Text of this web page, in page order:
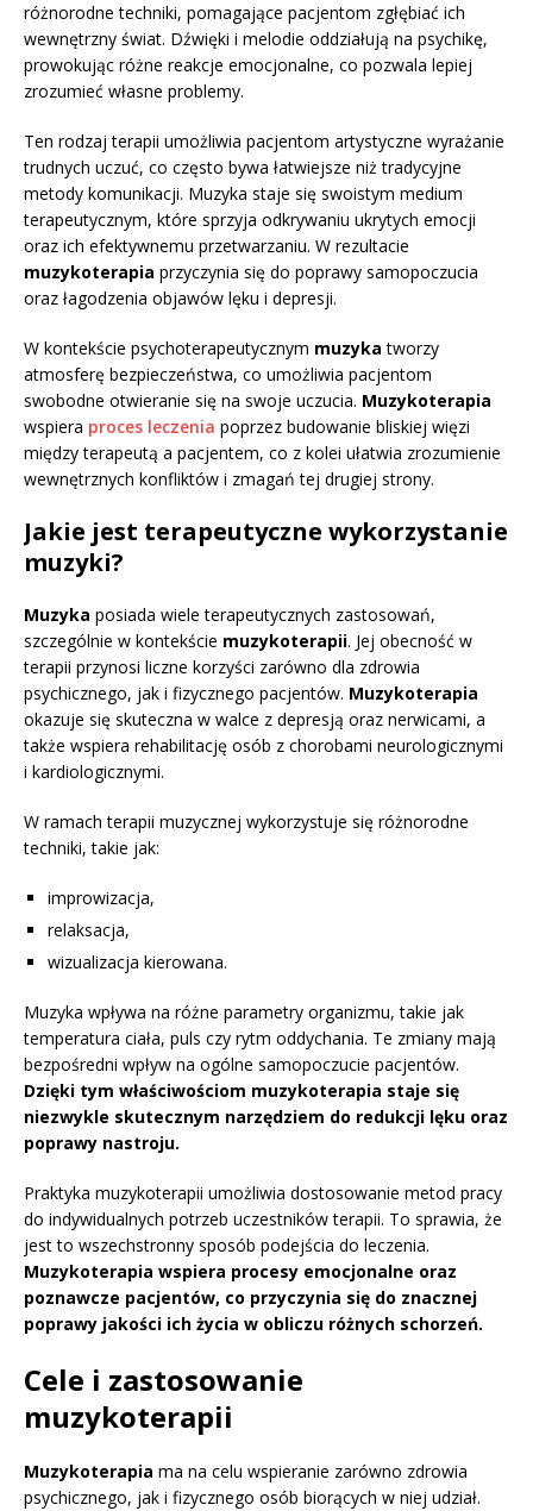
różnorodne techniki, pomagające pacjentom zgłębiać ich
wewnętrzny świat. Dźwięki i melodie oddziałują na psychikę,
prowokując różne reakcje emocjonalne, co pozwala lepiej
zrozumieć własne problemy.
Ten rodzaj terapii umożliwia pacjentom artystyczne wyrażanie
trudnych uczuć, co często bywa łatwiejsze niż tradycyjne
metody komunikacji. Muzyka staje się swoistym medium
terapeutycznym, które sprzyja odkrywaniu ukrytych emocji
oraz ich efektywnemu przetwarzaniu. W rezultacie
muzykoterapia przyczynia się do poprawy samopoczucia
oraz łagodzenia objawów lęku i depresji.
W kontekście psychoterapeutycznym muzyka tworzy
atmosferę bezpieczeństwa, co umożliwia pacjentom
swobodne otwieranie się na swoje uczucia. Muzykoterapia
wspiera proces leczenia poprzez budowanie bliskiej więzi
między terapeutą a pacjentem, co z kolei ułatwia zrozumienie
wewnętrznych konfliktów i zmagań tej drugiej strony.
Jakie jest terapeutyczne wykorzystanie
muzyki?
Muzyka posiada wiele terapeutycznych zastosowań,
szczególnie w kontekście muzykoterapii. Jej obecność w
terapii przynosi liczne korzyści zarówno dla zdrowia
psychicznego, jak i fizycznego pacjentów. Muzykoterapia
okazuje się skuteczna w walce z depresją oraz nerwicami, a
także wspiera rehabilitację osób z chorobami neurologicznymi
i kardiologicznymi.
W ramach terapii muzycznej wykorzystuje się różnorodne
techniki, takie jak:
improwizacja,
relaksacja,
wizualizacja kierowana.
Muzyka wpływa na różne parametry organizmu, takie jak
temperatura ciała, puls czy rytm oddychania. Te zmiany mają
bezpośredni wpływ na ogólne samopoczucie pacjentów.
Dzięki tym właściwościom muzykoterapia staje się
niezwykle skutecznym narzędziem do redukcji lęku oraz
poprawy nastroju.
Praktyka muzykoterapii umożliwia dostosowanie metod pracy
do indywidualnych potrzeb uczestników terapii. To sprawia, że
jest to wszechstronny sposób podejścia do leczenia.
Muzykoterapia wspiera procesy emocjonalne oraz
poznawcze pacjentów, co przyczynia się do znacznej
poprawy jakości ich życia w obliczu różnych schorzeń.
Cele i zastosowanie
muzykoterapii
Muzykoterapia ma na celu wspieranie zarówno zdrowia
psychicznego, jak i fizycznego osób biorących w niej udział.